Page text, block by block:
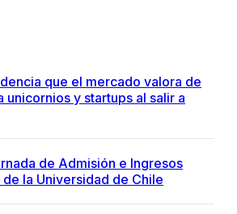
que el mercado valora de
y startups al salir a
de Admisión e Ingresos
la Universidad de Chile